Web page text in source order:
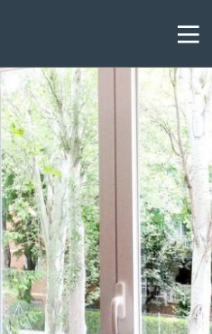
PARA
NECESIDAD
VERANO.
UN
DE TERRAZA